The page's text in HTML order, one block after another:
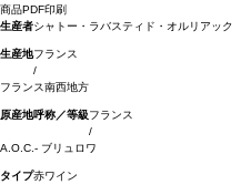
商品PDF印刷
生産者シャトー・ラバスティド・オルリアック
生産地フランス
/
フランス南西地方
原産地呼称／等級フランス
/
A.O.C.- ブリュロワ
タイプ赤ワイン